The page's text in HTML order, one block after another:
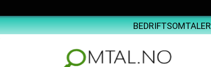
BEDRIFTSOMTALER